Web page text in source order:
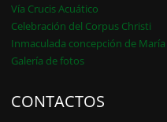
Vía Crucis Acuático
Celebración del Corpus Christi
Inmaculada concepción de María
Galería de fotos
CONTACTOS